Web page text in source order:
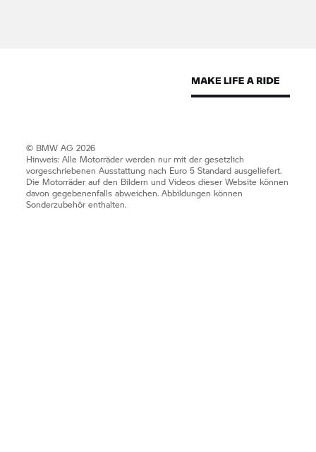
© BMW AG 2026
Hinweis: Alle Motorräder werden nur mit der gesetzlich
vorgeschriebenen Ausstattung nach Euro 5 Standard ausgeliefert.
Die Motorräder auf den Bildern und Videos dieser Website können
davon gegebenenfalls abweichen. Abbildungen können
Sonderzubehör enthalten.